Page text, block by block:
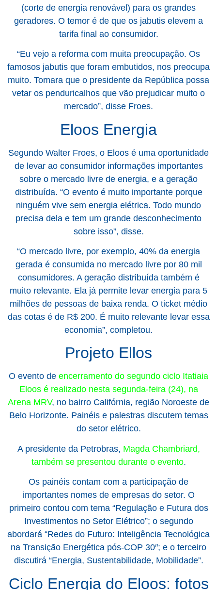
(corte de energia renovável) para os grandes
geradores. O temor é de que os jabutis elevem a
tarifa final ao consumidor.
“Eu vejo a reforma com muita preocupação. Os
famosos jabutis que foram embutidos, nos preocupa
muito. Tomara que o presidente da República possa
vetar os penduricalhos que vão prejudicar muito o
mercado”, disse Froes.
Eloos Energia
Segundo Walter Froes, o Eloos é uma oportunidade
de levar ao consumidor informações importantes
sobre o mercado livre de energia, e a geração
distribuída. “O evento é muito importante porque
ninguém vive sem energia elétrica. Todo mundo
precisa dela e tem um grande desconhecimento
sobre isso”, disse.
“O mercado livre, por exemplo, 40% da energia
gerada é consumida no mercado livre por 80 mil
consumidores. A geração distribuída também é
muito relevante. Ela já permite levar energia para 5
milhões de pessoas de baixa renda. O ticket médio
das cotas é de R$ 200. É muito relevante levar essa
economia”, completou.
Projeto Ellos
O evento de encerramento do segundo ciclo Itatiaia
Eloos é realizado nesta segunda-feira (24), na
Arena MRV, no bairro Califórnia, região Noroeste de
Belo Horizonte. Painéis e palestras discutem temas
do setor elétrico.
A presidente da Petrobras, Magda Chambriard,
também se presentou durante o evento.
Os painéis contam com a participação de
importantes nomes de empresas do setor. O
primeiro contou com tema “Regulação e Futura dos
Investimentos no Setor Elétrico”; o segundo
abordará “Redes do Futuro: Inteligência Tecnológica
na Transição Energética pós-COP 30″; e o terceiro
discutirá “Energia, Sustentabilidade, Mobilidade”.
Ciclo Energia do Eloos: fotos